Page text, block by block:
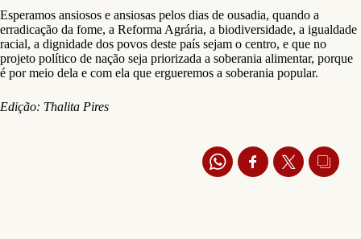
Esperamos ansiosos e ansiosas pelos dias de ousadia, quando a
erradicação da fome, a Reforma Agrária, a biodiversidade, a igualdade
racial, a dignidade dos povos deste país sejam o centro, e que no
projeto político de nação seja priorizada a soberania alimentar, porque
é por meio dela e com ela que ergueremos a soberania popular.
Edição: Thalita Pires